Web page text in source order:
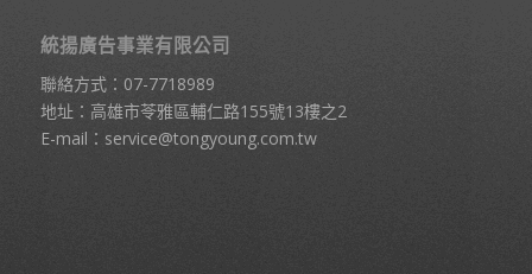
統揚廣告事業有限公司
聯絡方式： 07-7718989
地址：高雄市苓雅區輔仁路155號13樓之2
E-mail： service@tongyoung.com.tw